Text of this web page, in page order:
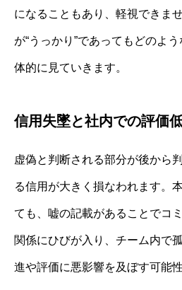
になることもあり、軽視できま
が“うっかり”であってもどのよ
体的に見ていきます。
信用失墜と社内での評価
虚偽と判断される部分が後から
る信用が大きく損なわれます。
ても、嘘の記載があることでコ
関係にひびが入り、チーム内で
進や評価に悪影響を及ぼす可能